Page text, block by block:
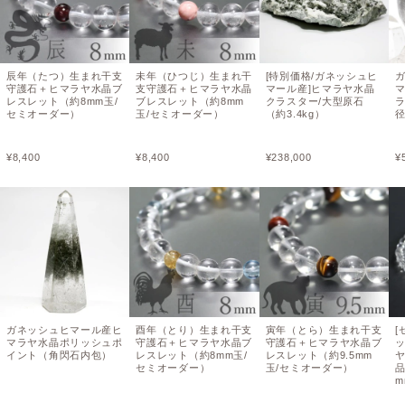
辰年（たつ）生まれ干支
守護石＋ヒマラヤ水晶ブ
レスレット（約8mm玉/
セミオーダー）
¥8,400
ガネッシュヒマール産ヒ
マラヤ水晶ポリッシュポ
イント（角閃石内包）
未年（ひつじ）生まれ干
支守護石＋ヒマラヤ水晶
ブレスレット（約8mm
玉/セミオーダー）
¥8,400
酉年（とり）生まれ干支
守護石＋ヒマラヤ水晶ブ
レスレット（約8mm玉/
セミオーダー）
[特別価格/ガネッシュヒ
マール産]ヒマラヤ水晶
クラスター/大型原石
（約3.4kg）
¥238,000
寅年（とら）生まれ干支
守護石＋ヒマラヤ水晶ブ
レスレット（約9.5mm
玉/セミオーダー）
¥
[